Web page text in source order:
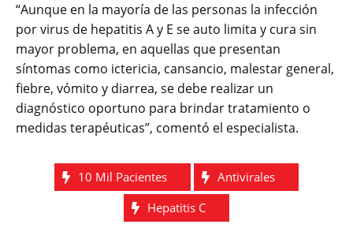
“Aunque en la mayoría de las personas la infección
por virus de hepatitis A y E se auto limita y cura sin
mayor problema, en aquellas que presentan
síntomas como ictericia, cansancio, malestar general,
fiebre, vómito y diarrea, se debe realizar un
diagnóstico oportuno para brindar tratamiento o
medidas terapéuticas”, comentó el especialista.
10 Mil Pacientes
Antivirales
Hepatitis C